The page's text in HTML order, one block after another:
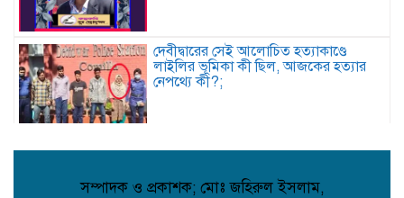
দেবীদ্বারের সেই আলোচিত হত্যাকাণ্ডে
লাইলির ভূমিকা কী ছিল, আজকের হত্যার
নেপথ্যে কী?;
দৌলতপুর ইউনিয়নের গণমানুষের আশা-
সম্পাদক ও প্রকাশক; মোঃ জহিরুল ইসলাম,